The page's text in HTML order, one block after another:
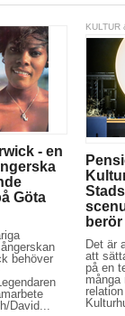
- en
Göta
behöver
David...
KULTUR
berör
Det är
att
på en
många